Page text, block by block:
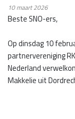
10maart 2026
Beste SNO-ers,
Op dinsdag 10
partnervereniging
Nederland
Makkelie uit